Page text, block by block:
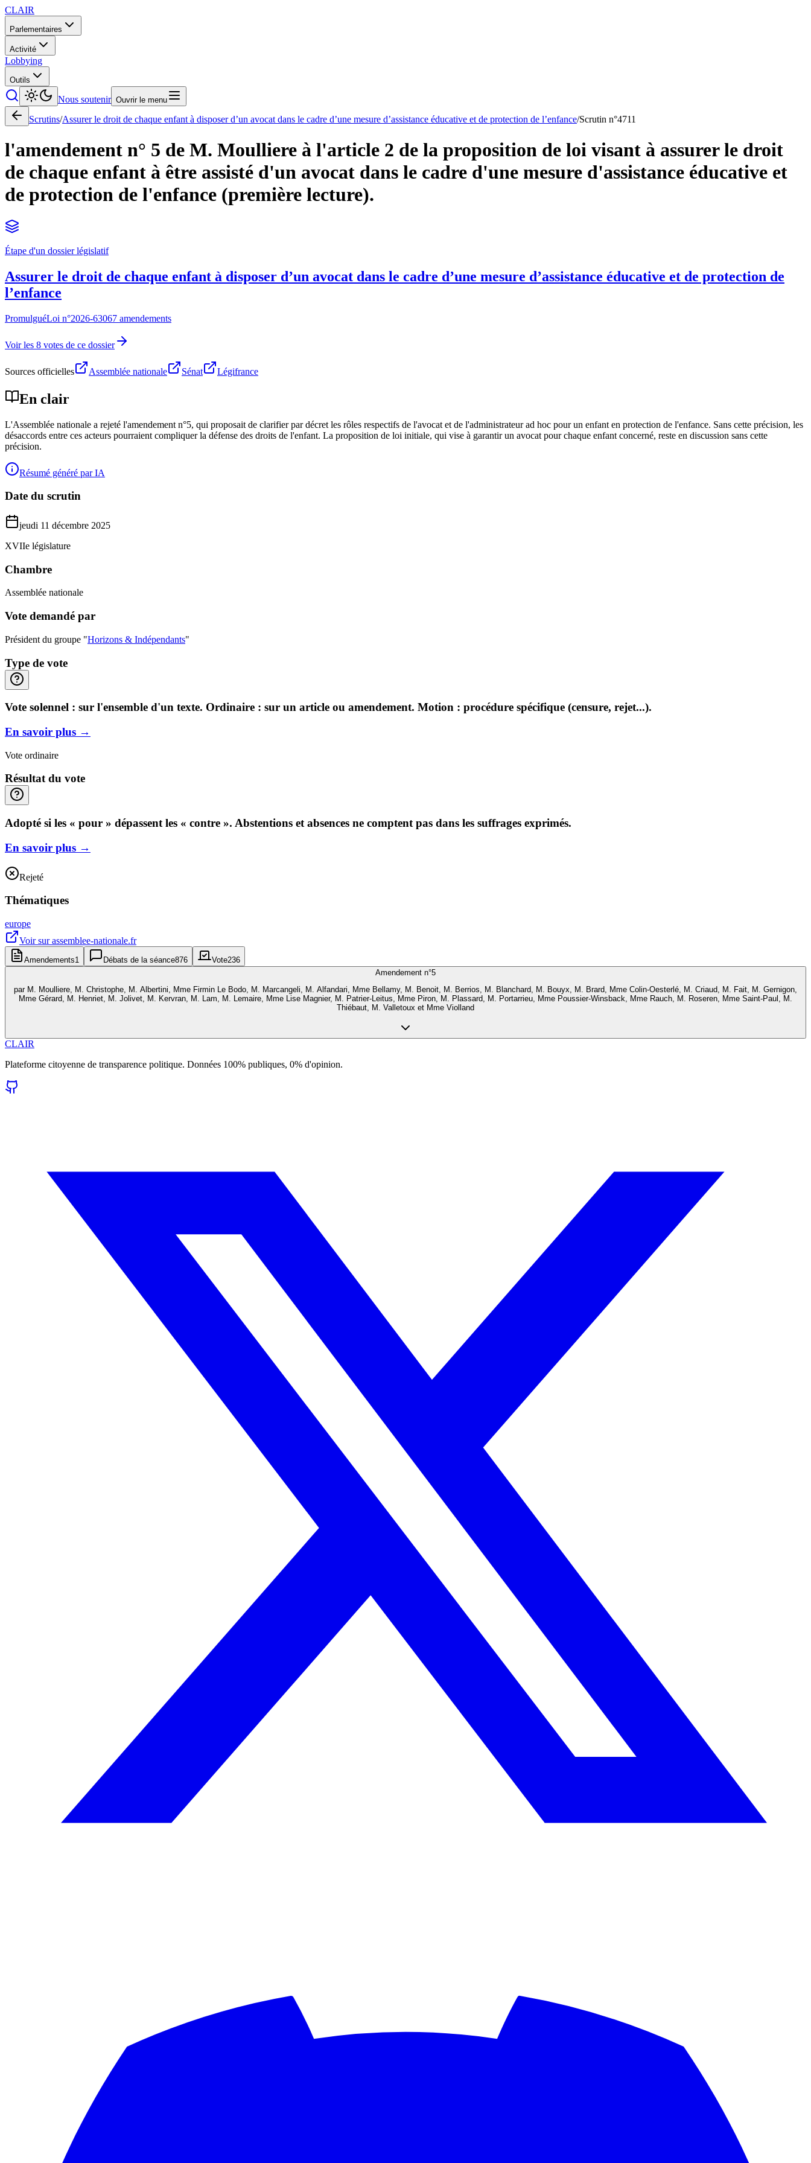
CLAIR
Parlementaires
Activité
Lobbying
Outils
Nous soutenir Ouvrir le menu
Scrutins/Assurer le droit de chaque enfant à disposer d’un avocat dans le cadre d’une mesure d’assistance éducative et de protection de l’enfance/Scrutin n°4711
l'amendement n° 5 de M. Moulliere à l'article 2 de la proposition de loi visant à assurer le droit
de chaque enfant à être assisté d'un avocat dans le cadre d'une mesure d'assistance éducative et
de protection de l'enfance (première lecture).
Étape d'un dossier législatif
Assurer le droit de chaque enfant à disposer d’un avocat dans le cadre d’une mesure d’assistance éducative et de protection de
l’enfance
PromulguéLoi n°2026-63067 amendements
Voir les 8 votes de ce dossier
Sources officielles Assemblée nationale Sénat Légifrance
En clair
L'Assemblée nationale a rejeté l'amendement n°5, qui proposait de clarifier par décret les rôles respectifs de l'avocat et de l'administrateur ad hoc pour un enfant en protection de l'enfance. Sans cette précision, les
désaccords entre ces acteurs pourraient compliquer la défense des droits de l'enfant. La proposition de loi initiale, qui vise à garantir un avocat pour chaque enfant concerné, reste en discussion sans cette
précision.
Résumé généré par IA
Date du scrutin
jeudi 11 décembre 2025
XVIIe législature
Chambre
Assemblée nationale
Vote demandé par
Président du groupe "Horizons & Indépendants"
Type de vote
Vote solennel : sur l'ensemble d'un texte. Ordinaire : sur un article ou amendement. Motion : procédure spécifique (censure, rejet...).
En savoir plus →
Vote ordinaire
Résultat du vote
Adopté si les « pour » dépassent les « contre ». Abstentions et absences ne comptent pas dans les suffrages exprimés.
En savoir plus →
Rejeté
Thématiques
europe
Voir surassemblee-nationale.fr
Amendements1 Débats de la séance876 Vote236
Amendement n°5
par M. Moulliere, M. Christophe, M. Albertini, Mme Firmin Le Bodo, M. Marcangeli, M. Alfandari, Mme Bellamy, M. Benoit, M. Berrios, M. Blanchard, M. Bouyx, M. Brard, Mme Colin-Oesterlé, M. Criaud, M. Fait, M. Gernigon,
Mme Gérard, M. Henriet, M. Jolivet, M. Kervran, M. Lam, M. Lemaire, Mme Lise Magnier, M. Patrier-Leitus, Mme Piron, M. Plassard, M. Portarrieu, Mme Poussier-Winsback, Mme Rauch, M. Roseren, Mme Saint-Paul, M.
Thiébaut, M. Valletoux et Mme Violland
CLAIR
Plateforme citoyenne de transparence politique. Données 100% publiques, 0% d'opinion.